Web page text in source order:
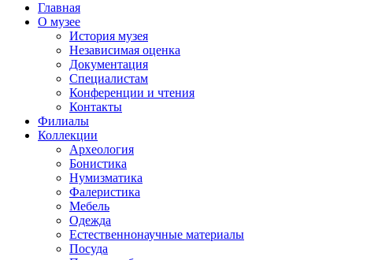
Главная
О музее
История музея
Независимая оценка
Документация
Специалистам
Конференции и чтения
Контакты
Филиалы
Коллекции
Археология
Бонистика
Нумизматика
Фалеристика
Мебель
Одежда
Естественнонаучные материалы
Посуда